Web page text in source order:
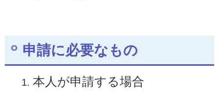
申請に必要なもの
本人が申請する場合